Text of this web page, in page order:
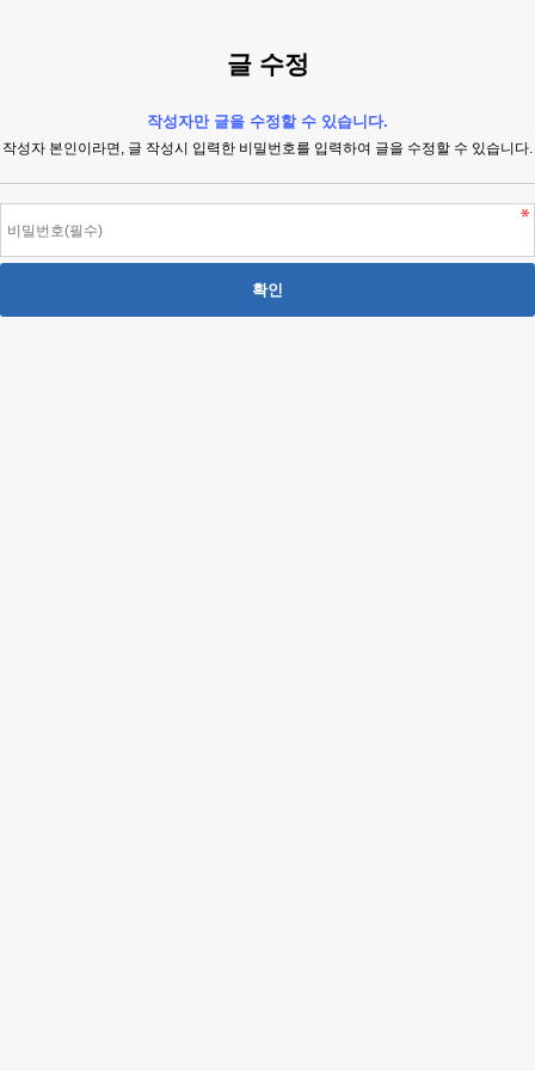
글 수정
작성자만 글을 수정할 수 있습니다.
작성자 본인이라면, 글 작성시 입력한 비밀번호를 입력하여 글을 수정할 수 있습니다.